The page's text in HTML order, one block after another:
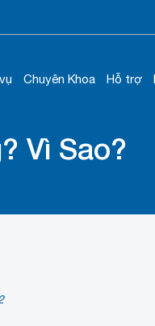
Chuyên Khoa Hỗ trợ
Vì Sao?